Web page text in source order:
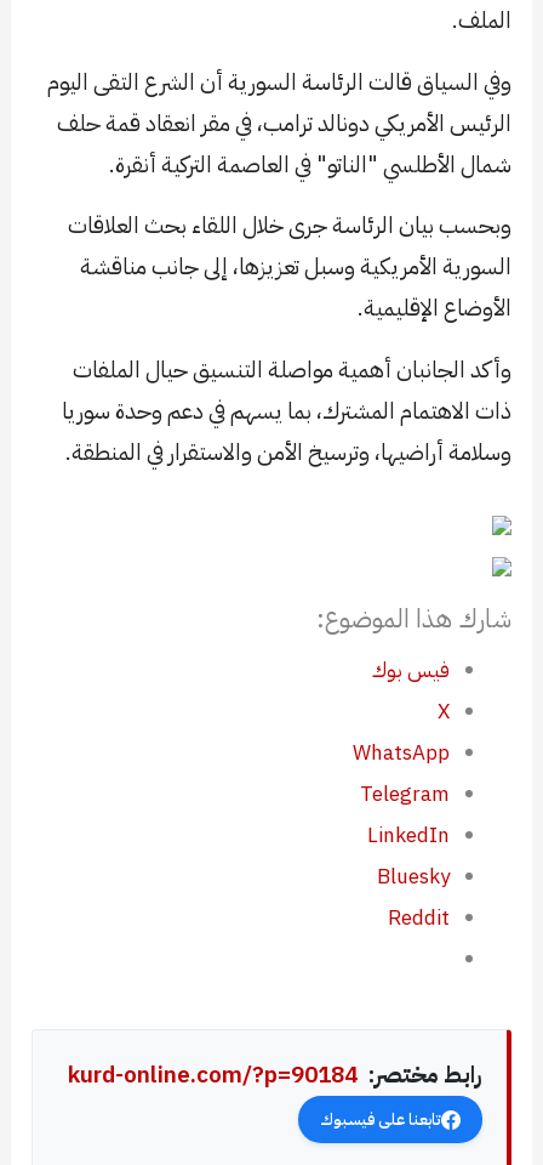
الملف.
وفي السياق قالت الرئاسة السورية أن الشرع التقى اليوم
الرئيس الأمريكي دونالد ترامب، في مقر انعقاد قمة حلف
شمال الأطلسي "الناتو" في العاصمة التركية أنقرة.
وبحسب بيان الرئاسة جرى خلال اللقاء بحث العلاقات
السورية الأمريكية وسبل تعزيزها، إلى جانب مناقشة
الأوضاع الإقليمية.
وأكد الجانبان أهمية مواصلة التنسيق حيال الملفات
ذات الاهتمام المشترك، بما يسهم في دعم وحدة سوريا
وسلامة أراضيها، وترسيخ الأمن والاستقرار في المنطقة.
شارك هذا الموضوع:
فيس بوك
X
WhatsApp
Telegram
LinkedIn
Bluesky
Reddit
رابط مختصر: kurd-online.com/?p=90184
تابعنا على فيسبوك